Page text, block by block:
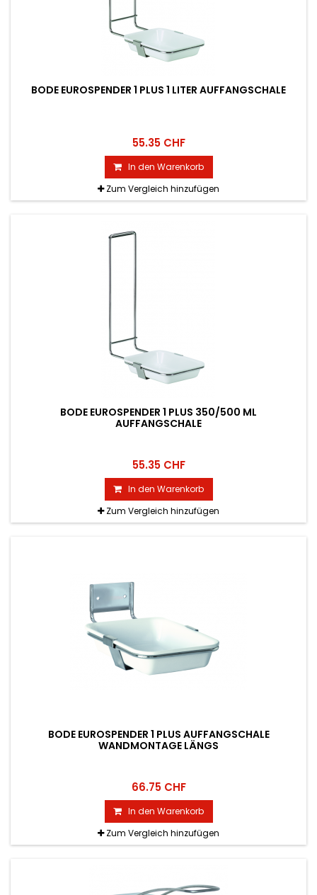
BODE EUROSPENDER 1 PLUS 1 LITER AUFFANGSCHALE
55.35 CHF
In den Warenkorb
Zum Vergleich hinzufügen
BODE EUROSPENDER 1 PLUS 350/500 ML
AUFFANGSCHALE
55.35 CHF
In den Warenkorb
Zum Vergleich hinzufügen
BODE EUROSPENDER 1 PLUS AUFFANGSCHALE
WANDMONTAGE LÄNGS
66.75 CHF
In den Warenkorb
Zum Vergleich hinzufügen